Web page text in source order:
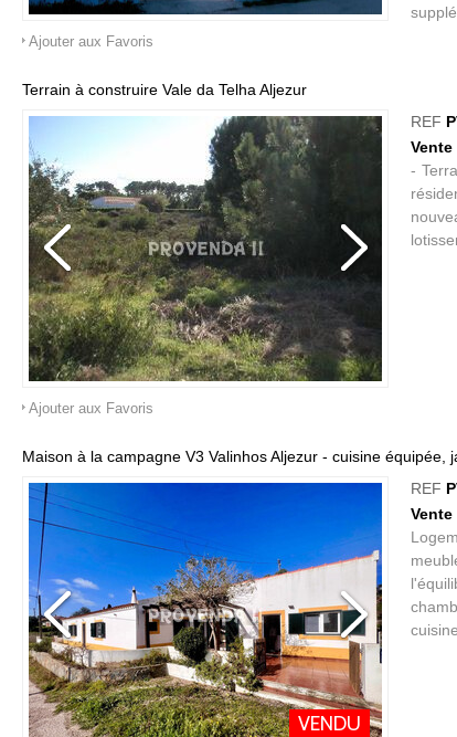
Ajouter aux Favoris
Terrain à construire Vale da Telha Aljezur
REF
Vente
-
Ajouter aux Favoris
Maison à la campagne V3 Valinhos Aljezur - cuisine équipée,
VENDU
REF
Vente